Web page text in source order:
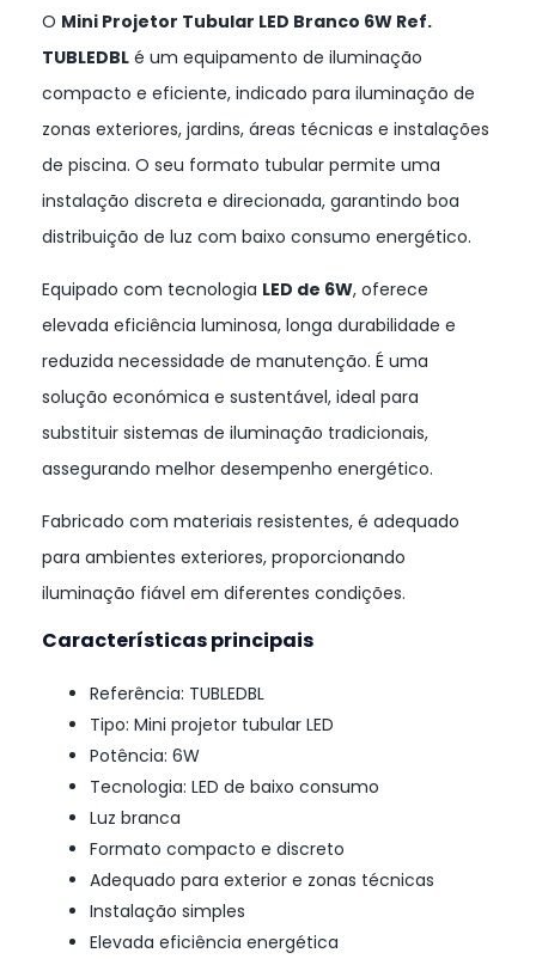
O Mini Projetor Tubular LED Branco 6W Ref.
TUBLEDBL é um equipamento de iluminação
compacto e eficiente, indicado para iluminação de
zonas exteriores, jardins, áreas técnicas e instalações
de piscina. O seu formato tubular permite uma
instalação discreta e direcionada, garantindo boa
distribuição de luz com baixo consumo energético.
Equipado com tecnologia LED de 6W, oferece
elevada eficiência luminosa, longa durabilidade e
reduzida necessidade de manutenção. É uma
solução económica e sustentável, ideal para
substituir sistemas de iluminação tradicionais,
assegurando melhor desempenho energético.
Fabricado com materiais resistentes, é adequado
para ambientes exteriores, proporcionando
iluminação fiável em diferentes condições.
Características principais
Referência: TUBLEDBL
Tipo: Mini projetor tubular LED
Potência: 6W
Tecnologia: LED de baixo consumo
Luz branca
Formato compacto e discreto
Adequado para exterior e zonas técnicas
Instalação simples
Elevada eficiência energética